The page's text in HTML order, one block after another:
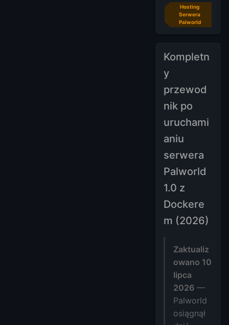
Hosting
Serwera
Palworld
Kompletn
y
przewod
nik po
uruchami
aniu
serwera
Palworld
1.0 z
Dockere
m (2026)
Zaktualiz
owano 10
lipca
2026 —
Palworld
osiągnął